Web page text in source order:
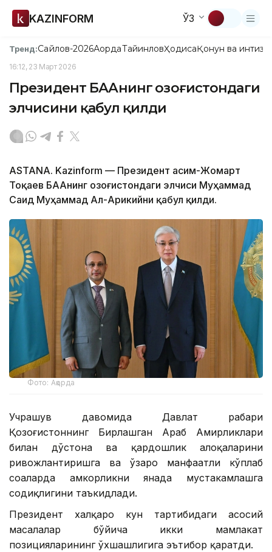
KAZINFORM ЎЗ
Тренд:Сайлов-2026АқордаТайинловҲодисаҚонун ва
16:12, 23 Март 2026
Президент БААнинг Қозоғистондаги
элчисини қабул қилди
ASTANA. Kazinform — Президент Қасим-Жомарт
Тоқаев БААнинг Қозоғистондаги элчиси Муҳаммад
Саид Муҳаммад Ал-Арикийни қабул қилди.
Фото: Ақорда
Учрашув давомида Давлат раҳбари
Қозоғистоннинг Бирлашган Араб Амирликлари
билан дўстона ва қардошлик алоқаларини
ривожлантиришга ва ўзаро манфаатли кўплаб
соҳаларда ҳамкорликни янада мустаҳкамлашга
содиқлигини таъкидлади.
Президент халқаро кун тартибидаги асосий
масалалар бўйича икки мамлакат
позицияларининг ўхшашлигига эътибор қаратди.